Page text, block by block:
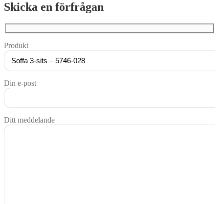
Skicka en förfrågan
Produkt
Din e-post
Ditt meddelande